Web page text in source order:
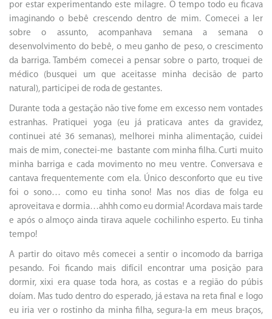
por estar experimentando este milagre. O tempo todo eu ficava
imaginando o bebê crescendo dentro de mim. Comecei a ler
sobre o assunto, acompanhava semana a semana o
desenvolvimento do bebê, o meu ganho de peso, o crescimento
da barriga. Também comecei a pensar sobre o parto, troquei de
médico (busquei um que aceitasse minha decisão de parto
natural), participei de roda de gestantes.
Durante toda a gestação não tive fome em excesso nem vontades
estranhas. Pratiquei yoga (eu já praticava antes da gravidez,
continuei até 36 semanas), melhorei minha alimentação, cuidei
mais de mim, conectei-me bastante com minha filha. Curti muito
minha barriga e cada movimento no meu ventre. Conversava e
cantava frequentemente com ela. Único desconforto que eu tive
foi o sono… como eu tinha sono! Mas nos dias de folga eu
aproveitava e dormia…ahhh como eu dormia! Acordava mais tarde
e após o almoço ainda tirava aquele cochilinho esperto. Eu tinha
tempo!
A partir do oitavo mês comecei a sentir o incomodo da barriga
pesando. Foi ficando mais difícil encontrar uma posição para
dormir, xixi era quase toda hora, as costas e a região do púbis
doíam. Mas tudo dentro do esperado, já estava na reta final e logo
eu iria ver o rostinho da minha filha, segura-la em meus braços,